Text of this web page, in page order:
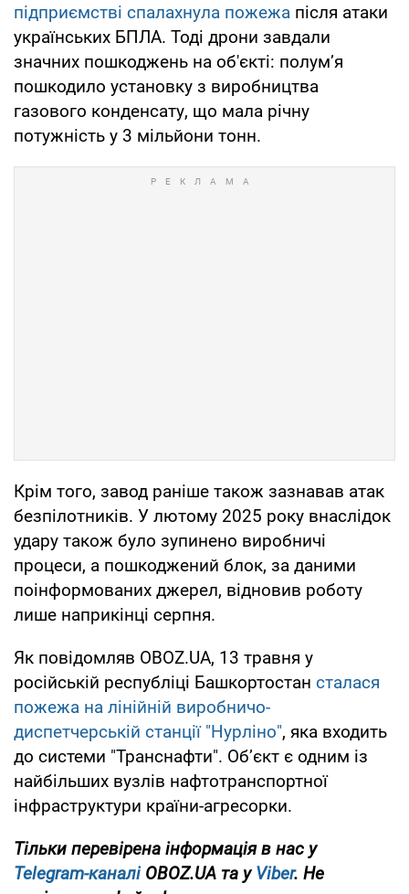
підприємстві спалахнула пожежа після атаки
українських БПЛА. Тоді дрони завдали
значних пошкоджень на об'єкті: полум’я
пошкодило установку з виробництва
газового конденсату, що мала річну
потужність у 3 мільйони тонн.
Крім того, завод раніше також зазнавав атак
безпілотників. У лютому 2025 року внаслідок
удару також було зупинено виробничі
процеси, а пошкоджений блок, за даними
поінформованих джерел, відновив роботу
лише наприкінці серпня.
Як повідомляв OBOZ.UA, 13 травня у
російській республіці Башкортостан сталася
пожежа на лінійній виробничо-
диспетчерській станції "Нурліно", яка входить
до системи "Транснафти". Об’єкт є одним із
найбільших вузлів нафтотранспортної
інфраструктури країни-агресорки.
Тільки перевірена інформація в нас у
Telegram-каналіOBOZ.UA та уViber. Не